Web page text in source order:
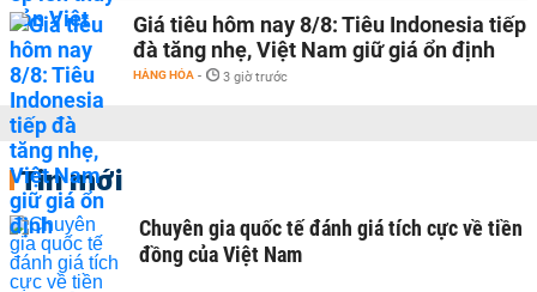
Giá tiêu hôm nay 8/8: Tiêu Indonesia tiếp
đà tăng nhẹ, Việt Nam giữ giá ổn định
HÀNG HÓA - 3 giờ trước
Tin mới
Chuyên gia quốc tế đánh giá tích cực về tiền
đồng của Việt Nam